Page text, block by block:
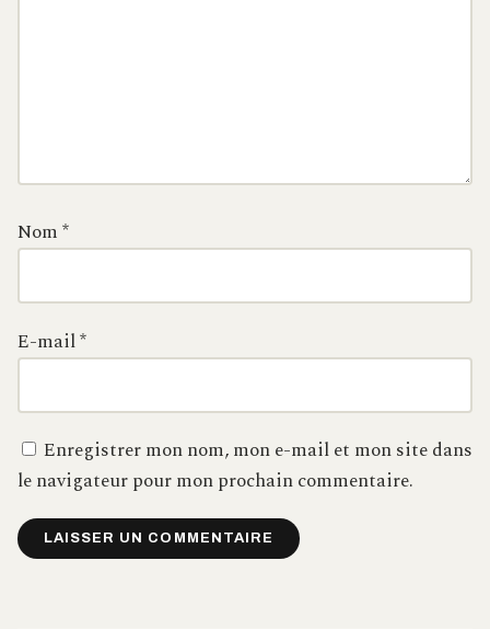
Nom*
E-mail*
Enregistrer mon nom, mon e-mail et mon site dans
le navigateur pour mon prochain commentaire.